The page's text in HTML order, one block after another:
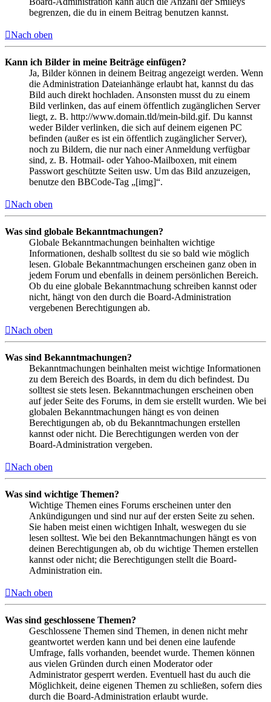
begrenzen, die du in einem Beitrag benutzen kannst.
Nach oben
Kann ich Bilder in meine Beiträge einfügen?
Ja, Bilder können in deinem Beitrag angezeigt werden. Wenn
die Administration Dateianhänge erlaubt hat, kannst du das
Bild auch direkt hochladen. Ansonsten musst du zu einem
Bild verlinken, das auf einem öffentlich zugänglichen Server
liegt, z. B. http://www.domain.tld/mein-bild.gif. Du kannst
weder Bilder verlinken, die sich auf deinem eigenen PC
befinden (außer es ist ein öffentlich zugänglicher Server),
noch zu Bildern, die nur nach einer Anmeldung verfügbar
sind, z. B. Hotmail- oder Yahoo-Mailboxen, mit einem
Passwort geschützte Seiten usw. Um das Bild anzuzeigen,
benutze den BBCode-Tag „[img]“.
Nach oben
Was sind globale Bekanntmachungen?
Globale Bekanntmachungen beinhalten wichtige
Informationen, deshalb solltest du sie so bald wie möglich
lesen. Globale Bekanntmachungen erscheinen ganz oben in
jedem Forum und ebenfalls in deinem persönlichen Bereich.
Ob du eine globale Bekanntmachung schreiben kannst oder
nicht, hängt von den durch die Board-Administration
vergebenen Berechtigungen ab.
Nach oben
Was sind Bekanntmachungen?
Bekanntmachungen beinhalten meist wichtige Informationen
zu dem Bereich des Boards, in dem du dich befindest. Du
solltest sie stets lesen. Bekanntmachungen erscheinen oben
auf jeder Seite des Forums, in dem sie erstellt wurden. Wie bei
globalen Bekanntmachungen hängt es von deinen
Berechtigungen ab, ob du Bekanntmachungen erstellen
kannst oder nicht. Die Berechtigungen werden von der
Board-Administration vergeben.
Nach oben
Was sind wichtige Themen?
Wichtige Themen eines Forums erscheinen unter den
Ankündigungen und sind nur auf der ersten Seite zu sehen.
Sie haben meist einen wichtigen Inhalt, weswegen du sie
lesen solltest. Wie bei den Bekanntmachungen hängt es von
deinen Berechtigungen ab, ob du wichtige Themen erstellen
kannst oder nicht; die Berechtigungen stellt die Board-
Administration ein.
Nach oben
Was sind geschlossene Themen?
Geschlossene Themen sind Themen, in denen nicht mehr
geantwortet werden kann und bei denen eine laufende
Umfrage, falls vorhanden, beendet wurde. Themen können
aus vielen Gründen durch einen Moderator oder
Administrator gesperrt werden. Eventuell hast du auch die
Möglichkeit, deine eigenen Themen zu schließen, sofern dies
durch die Board-Administration erlaubt wurde.